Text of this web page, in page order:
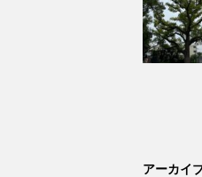
アーカイ